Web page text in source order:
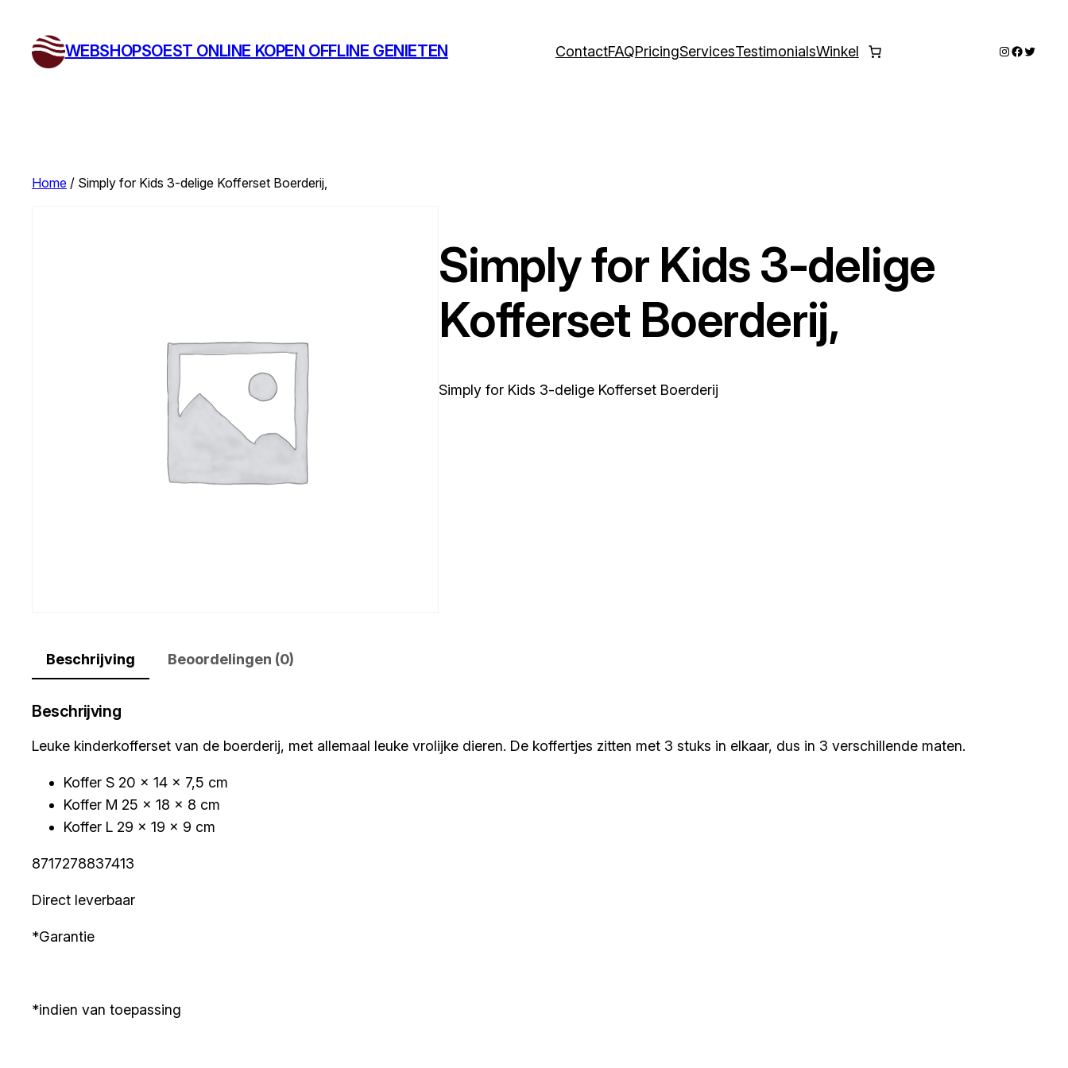
WEBSHOPSOEST ONLINE KOPEN OFFLINE GENIETEN ContactFAQPricingServicesTestimonialsWinkel Instagram
Twitter
Home / Simply for Kids 3-delige Kofferset Boerderij,
Simply for Kids 3-delige
Kofferset Boerderij,
Simply for Kids 3-delige Kofferset Boerderij
Beschrijving Beoordelingen (0)
Beschrijving
Leuke kinderkofferset van de boerderij, met allemaal leuke vrolijke dieren. De koffertjes zitten met 3 stuks in elkaar, dus in 3 verschillende maten.
Koffer S 20 x 14 x 7,5 cm
Koffer M 25 x 18 x 8 cm
Koffer L 29 x 19 x 9 cm
8717278837413
Direct leverbaar
*Garantie
*indien van toepassing